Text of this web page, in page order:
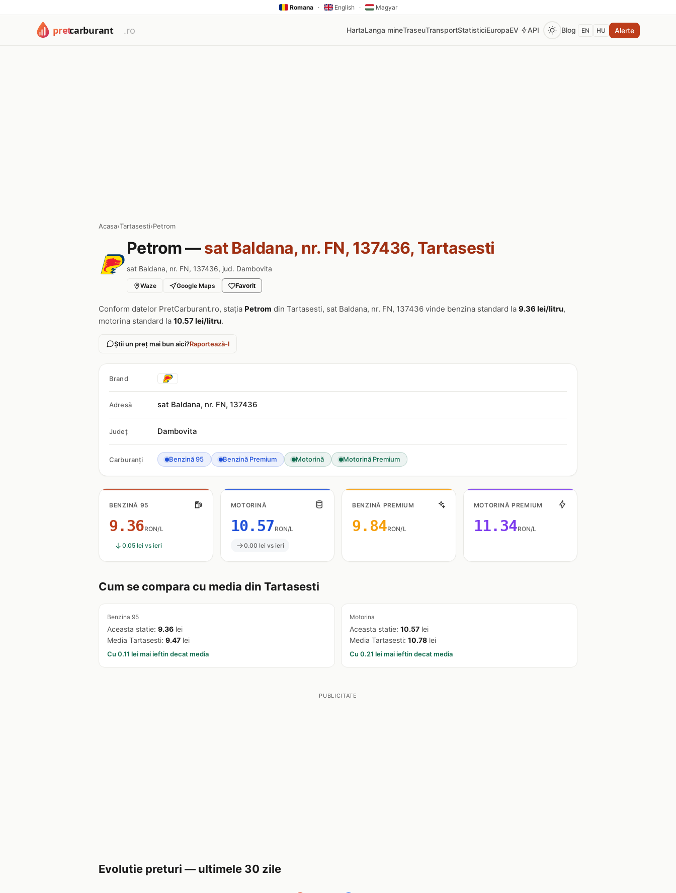
Romana · English · Magyar
HartaLanga mineTraseuTransportStatisticiEuropaEV API Blog EN HU Alerte
Acasa›Tartasesti›Petrom
Petrom —sat Baldana, nr. FN, 137436, Tartasesti
sat Baldana, nr. FN, 137436, jud. Dambovita
Waze Google Maps Favorit
Conform datelor PretCarburant.ro, stația Petrom din Tartasesti, sat Baldana, nr. FN, 137436 vinde benzina standard la 9.36 lei/litru,
motorina standard la 10.57 lei/litru.
Știi un preț mai bun aici?Raportează-l
Brand
Adresă sat Baldana, nr. FN, 137436
Județ Dambovita
Carburanți Benzină 95 Benzină Premium Motorină Motorină Premium
BENZINĂ 95
9.36RON/L
0.05 lei vs ieri
MOTORINĂ
10.57 RON/L
0.00 lei vs ieri
BENZINĂ PREMIUM
9.84RON/L
MOTORINĂ PREMIUM
11.34RON/L
Cum se compara cu media din Tartasesti
Benzina 95
Aceasta statie: 9.36 lei
Media Tartasesti: 9.47 lei
Cu 0.11 lei mai ieftin decat media
Motorina
Aceasta statie: 10.57 lei
Media Tartasesti: 10.78 lei
Cu 0.21 lei mai ieftin decat media
PUBLICITATE
Evolutie preturi — ultimele 30 zile